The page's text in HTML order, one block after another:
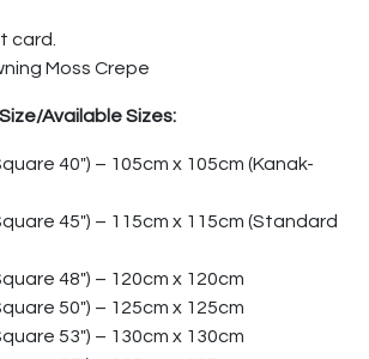
card.
Moss Crepe
Available Sizes:
40″) – 105cm x 105cm (Kanak-
45″) – 115cm x 115cm (Standard
48″) – 120cm x 120cm
50″) – 125cm x 125cm
53″) – 130cm x 130cm